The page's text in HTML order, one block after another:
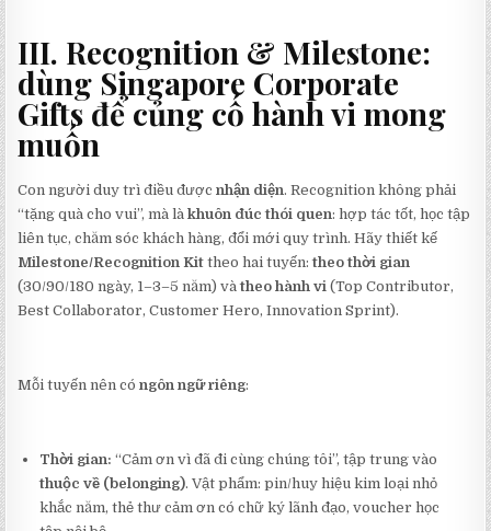
III. Recognition & Milestone:
dùng Singapore Corporate
Giftsđể củng cố hành vi mong
muốn
Con người duy trì điều đượcnhận diện. Recognition không phải
“tặng quà cho vui”, mà làkhuôn đúc thói quen: hợp tác tốt, học tập
liên tục, chăm sóc khách hàng, đổi mới quy trình. Hãy thiết kế
Milestone/Recognition Kit theo hai tuyến:theo thời gian
(30/90/180 ngày, 1–3–5 năm) vàtheo hành vi (Top Contributor,
Best Collaborator, Customer Hero, Innovation Sprint).
Mỗi tuyến nên cóngôn ngữ riêng:
Thời gian: “Cảm ơn vì đã đi cùng chúng tôi”, tập trung vào
thuộc về (belonging). Vật phẩm: pin/huy hiệu kim loại nhỏ
khắc năm, thẻ thư cảm ơn có chữ ký lãnh đạo, voucher học